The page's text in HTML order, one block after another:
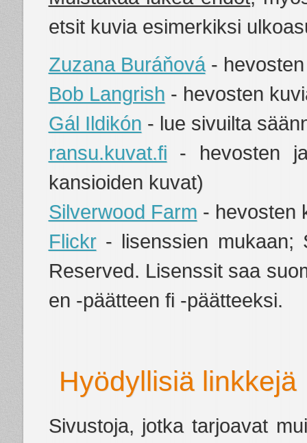
etsit kuvia esimerkiksi
Zuzana Buráňová- hevosten
Bob Langrish - hevosten
Gál Ildikón - lue sivuilta
ransu.kuvat.fi - hevosten
kansioiden kuvat)
Silverwood Farm - hevosten
Flickr- lisenssien mukaan;
Reserved. Lisenssit saa
en -päätteen fi -päätteeksi.
Hyödyllisiä linkkejä
Sivustoja, jotka tarjoavat